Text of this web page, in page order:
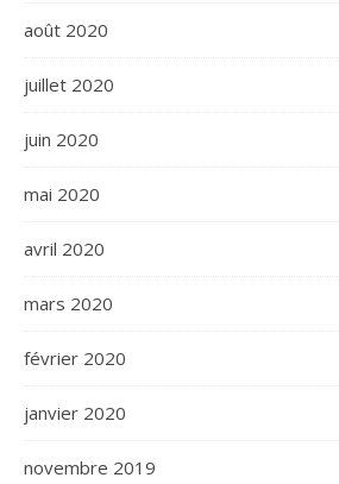
août 2020
juillet 2020
juin 2020
mai 2020
avril 2020
mars 2020
février 2020
janvier 2020
novembre 2019